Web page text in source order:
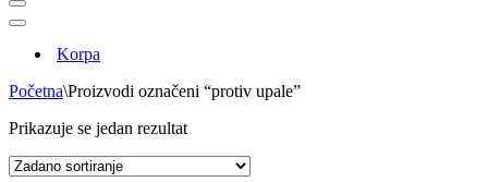
Navigation
Menu
Navigation
Korpa
Početna\Proizvodi označeni “protiv upale”
Prikazuje se jedan rezultat